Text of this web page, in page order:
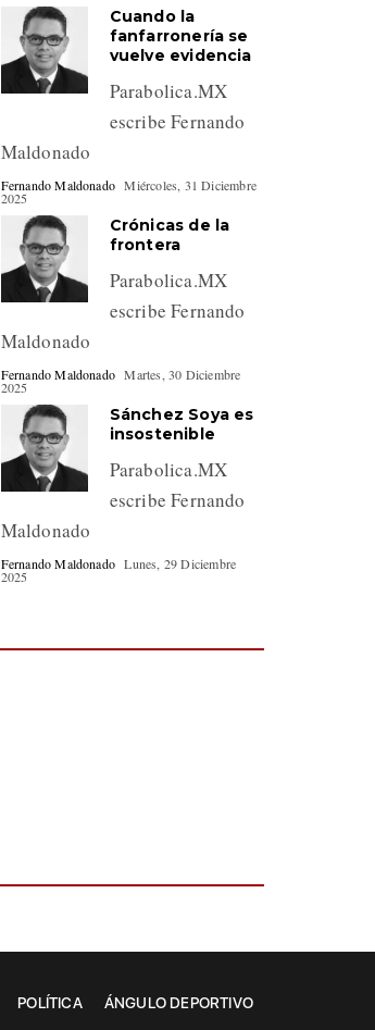
Cuando la
fanfarronería se
vuelve evidencia
Parabolica.MX
escribe Fernando
Maldonado
Fernando Maldonado Miércoles, 31 Diciembre
2025
Crónicas de la
frontera
Parabolica.MX
escribe Fernando
Maldonado
Fernando Maldonado Martes, 30 Diciembre
2025
Sánchez Soya es
insostenible
Parabolica.MX
escribe Fernando
Maldonado
Fernando Maldonado Lunes, 29 Diciembre
2025
POLÍTICA ÁNGULO DEPORTIVO